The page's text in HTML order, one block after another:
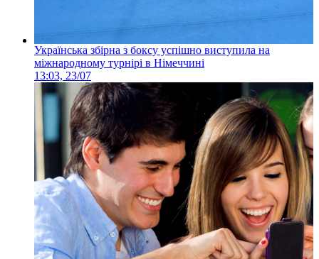
Українська збірна з боксу успішно виступила на
міжнародному турнірі в Німеччині
13:03, 23/07